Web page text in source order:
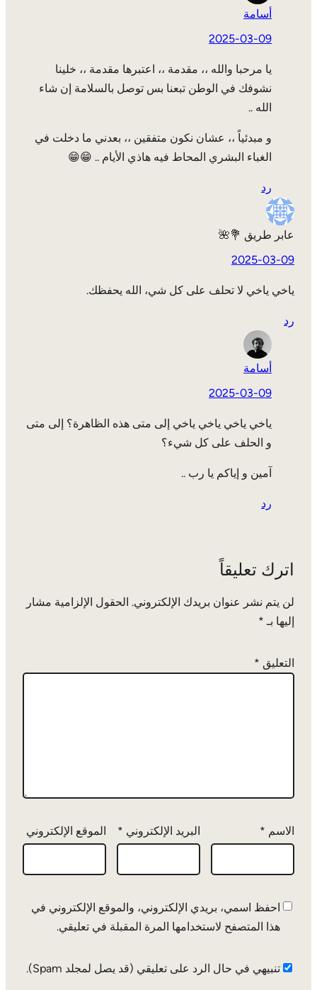
أسامة
2025-03-09
يا مرحبا والله ،، مقدمة ،، اعتبرها مقدمة ،، خلينا
نشوفك في الوطن تبعنا بس توصل بالسلامة إن شاء
الله ..
و مبدئياً ،، عشان نكون متفقين ،، بعدني ما دخلت في
الغباء البشري المحاط فيه هاذي الأيام .. 😁😁
رد
عابر طريق 💐🌺
2025-03-09
ياخي ياخي لا تحلف على كل شي، الله يحفظك.
رد
أسامة
2025-03-09
ياخي ياخي ياخي ياخي إلى متى هذه الظاهرة؟ إلى متى
و الحلف على كل شيء؟
آمين و إياكم يا رب ..
رد
اترك تعليقاً
لن يتم نشر عنوان بريدك الإلكتروني. الحقول الإلزامية مشار
إليها بـ *
التعليق *
الاسم * البريد الإلكتروني * الموقع الإلكتروني
احفظ اسمي، بريدي الإلكتروني، والموقع الإلكتروني في
هذا المتصفح لاستخدامها المرة المقبلة في تعليقي.
تنبيهي في حال الرد على تعليقي (قد يصل لمجلد Spam).